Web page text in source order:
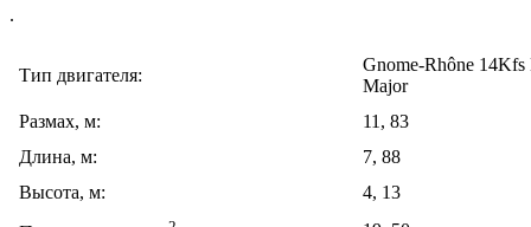
.
Тип двигателя:
Gnome-Rhône 14Kfs
Major
Размах, м:
11, 83
Длина, м:
7, 88
Высота, м:
4, 13